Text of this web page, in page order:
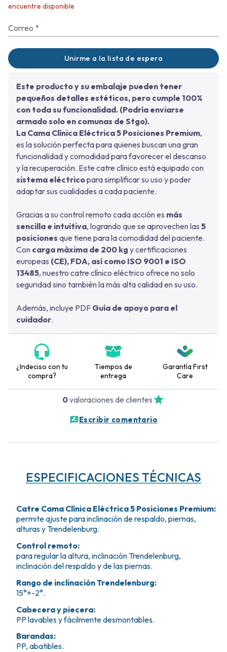
Este producto y su embalaje pueden tener
pequeños detalles estéticos, pero cumple 100%
con toda su funcionalidad. (Podría enviarse
armado solo en comunas de Stgo).
La Cama Clínica Eléctrica 5 Posiciones Premium,
es la solución perfecta para quienes buscan una gran
funcionalidad y comodidad para favorecer el descanso
y la recuperación. Este catre clínico está equipado con
sistema eléctricopara simplificar su uso y poder
adaptar sus cualidades a cada paciente.
Gracias a su control remoto cada acción es más
sencilla e intuitiva, logrando que se aprovechen las 5
posiciones que tiene para la comodidad del paciente.
Con carga máxima de 200 kg y certificaciones
europeas (CE), FDA, así como ISO 9001 e ISO
13485, nuestro catre clínico eléctrico ofrece no solo
seguridad sino también la más alta calidad en su uso.
Además, incluye PDF Guía de apoyo para el
cuidador.
encuentre disponible
Correo *
Unirme a la lista de espera
¿Indeciso con tu
compra?
Tiempos de
entrega
Garantía First
Care
0valoraciones de clientes
Escribir comentario
ESPECIFICACIONES TÉCNICAS
Catre Cama Clínica Eléctrica 5 Posiciones Premium:
permite ajuste para inclinación de respaldo, piernas,
alturas y Trendelenburg.
Control remoto:
para regular la altura, inclinación Trendelenburg,
inclinación del respaldo y de las piernas.
Rango de inclinación Trendelenburg:
15°+-2°.
Cabecera y piecera:
PP lavables y fácilmente desmontables.
Barandas:
PP, abatibles.